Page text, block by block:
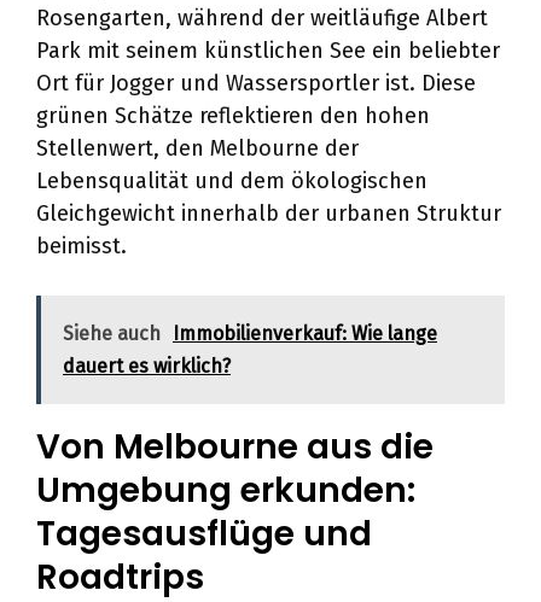
Rosengarten, während der weitläufige Albert
Park mit seinem künstlichen See ein beliebter
Ort für Jogger und Wassersportler ist. Diese
grünen Schätze reflektieren den hohen
Stellenwert, den Melbourne der
Lebensqualität und dem ökologischen
Gleichgewicht innerhalb der urbanen Struktur
beimisst.
Siehe auch
Immobilienverkauf: Wie lange
dauert es wirklich?
Von Melbourne aus die
Umgebung erkunden:
Tagesausflüge und
Roadtrips